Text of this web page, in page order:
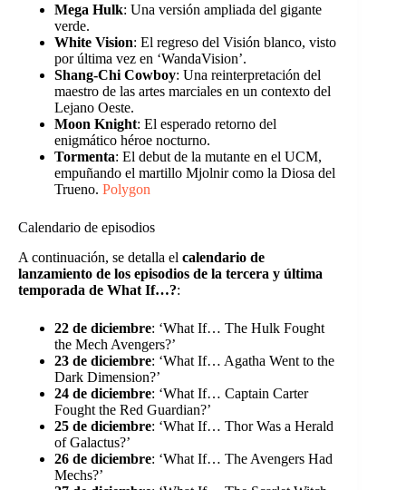
Mega Hulk: Una versión ampliada del gigante
verde.
White Vision: El regreso del Visión blanco, visto
por última vez en ‘WandaVision’.
Shang-Chi Cowboy: Una reinterpretación del
maestro de las artes marciales en un contexto del
Lejano Oeste.
Moon Knight: El esperado retorno del
enigmático héroe nocturno.
Tormenta: El debut de la mutante en el UCM,
empuñando el martillo Mjolnir como la Diosa del
Trueno. Polygon
Calendario de episodios
A continuación, se detalla el calendario de
lanzamiento de los episodios de la tercera y última
temporada de What If…?:
22 de diciembre: ‘What If… The Hulk Fought
the Mech Avengers?’
23 de diciembre: ‘What If… Agatha Went to the
Dark Dimension?’
24 de diciembre: ‘What If… Captain Carter
Fought the Red Guardian?’
25 de diciembre: ‘What If… Thor Was a Herald
of Galactus?’
26 de diciembre: ‘What If… The Avengers Had
Mechs?’